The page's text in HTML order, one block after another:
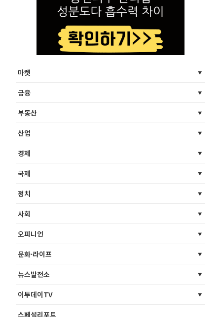
마켓
금융
부동산
산업
경제
국제
정치
사회
오피니언
문화·라이프
뉴스발전소
이투데이TV
스페셜리포트